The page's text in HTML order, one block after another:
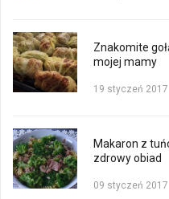
Znakomite
mojej mamy
19 styczeń 2017
Makaron z
zdrowy obiad
09 styczeń 2017